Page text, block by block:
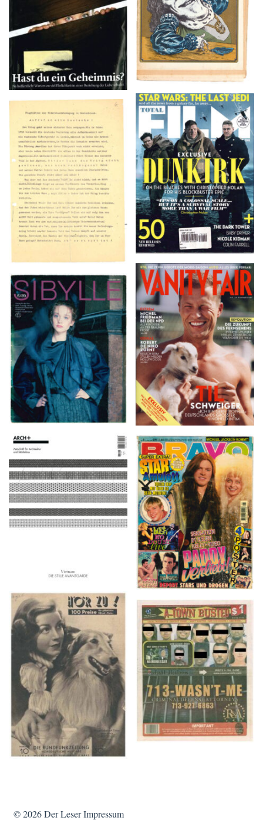
TOTAL FILM #260 –
SUMMER 2017
Flugblätter der Weissen
Rose – V, Januar 1943
VANITY FAIR – Nr. 7 –
8. Februar 2007
SIBYLLE 6/89
ARCH+ Nr. 226, Herbst
2016
BRAVO – Nr. 8, 13. Febr.
1997
HÖR ZU! – 1949,
NUMMER 10, Woche
vom 27. Februar bis 05.
März
A-TOWN BUSTED –
8/15/16–9/1/16
© 2026Der Leser Impressum